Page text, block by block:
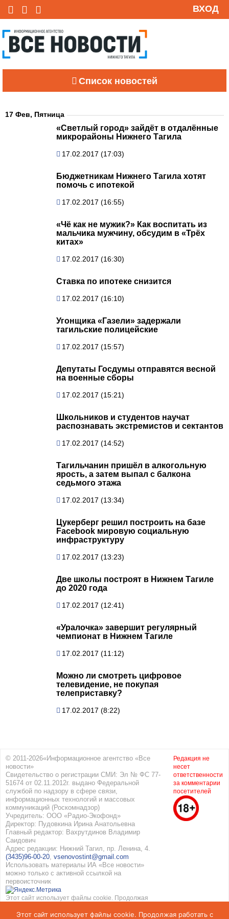
ВХОД
Список новостей
17 Фев, Пятница
«Светлый город» зайдёт в отдалённые
микрорайоны Нижнего Тагила
17.02.2017 (17:03)
Бюджетникам Нижнего Тагила хотят
помочь с ипотекой
17.02.2017 (16:55)
«Чё как не мужик?» Как воспитать из
мальчика мужчину, обсудим в «Трёх
китах»
17.02.2017 (16:30)
Ставка по ипотеке снизится
17.02.2017 (16:10)
Угонщика «Газели» задержали
тагильские полицейские
17.02.2017 (15:57)
Депутаты Госдумы отправятся весной
на военные сборы
17.02.2017 (15:21)
Школьников и студентов научат
распознавать экстремистов и сектантов
17.02.2017 (14:52)
Тагильчанин пришёл в алкогольную
ярость, а затем выпал с балкона
седьмого этажа
17.02.2017 (13:34)
Цукерберг решил построить на базе
Facebook мировую социальную
инфраструктуру
17.02.2017 (13:23)
Две школы построят в Нижнем Тагиле
до 2020 года
17.02.2017 (12:41)
«Уралочка» завершит регулярный
чемпионат в Нижнем Тагиле
17.02.2017 (11:12)
Можно ли смотреть цифровое
телевидение, не покупая
телеприставку?
17.02.2017 (8:22)
© 2011-2026«Информационное агентство «Все
новости»
Свидетельство о регистрации СМИ: Эл № ФС 77-
51674 от 02.11.2012г. выдано Федеральной
службой по надзору в сфере связи,
информационных технологий и массовых
коммуникаций (Роскомнадзор)
Учредитель: ООО «Радио-Экофонд»
Директор: Пудовкина Ирина Анатольевна
Главный редактор: Вахрутдинов Владимир
Саидович
Адрес редакции: Нижний Тагил, пр. Ленина, 4.
(3435)96-00-20 vsenovostint@gmail.com
Использовать материалы ИА «Все новости»
можно только с активной ссылкой на
первоисточник
Этот сайт использует файлы cookie. Продолжая
использованием cookie. Подробнее вПолитике
Редакция не
несет
ответственности
за комментарии
посетителей
Этот сайт использует файлы cookie. Продолжая работать с